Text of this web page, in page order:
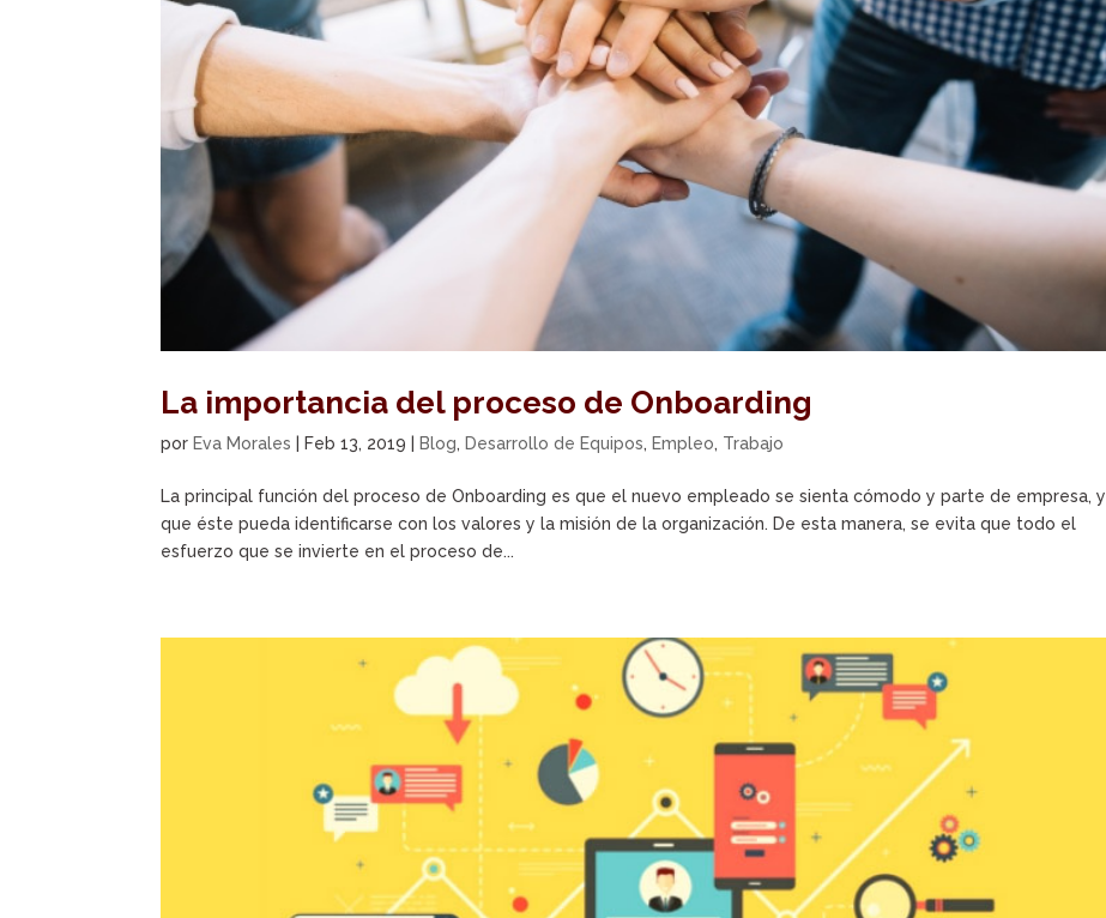
La importancia del proceso de Onboarding
por Eva Morales Feb 13, 2019 Blog, Desarrollo de Equipos, Empleo, Trabajo
La principal función del proceso de Onboarding es que el nuevo empleado se sienta cómodo y parte de empresa, y
que éste pueda identificarse con los valores y la misión de la organización. De esta manera, se evita que todo el
esfuerzo que se invierte en el proceso de...